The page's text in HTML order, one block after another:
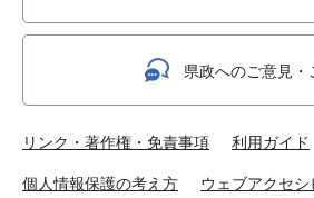
県政へのご意見・
リンク・著作権・免責事項 利用ガイド
個人情報保護の考え方 ウェブアクセ